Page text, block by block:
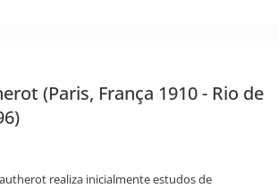
(Paris, França 1910 - Rio de
realiza inicialmente estudos de